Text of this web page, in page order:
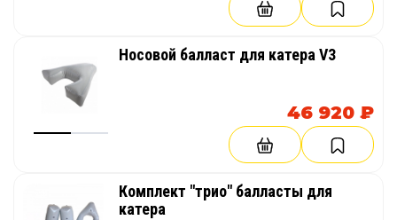
Носовой балласт для катера V3
46 920 ₽
Комплект "трио" балласты для
катера